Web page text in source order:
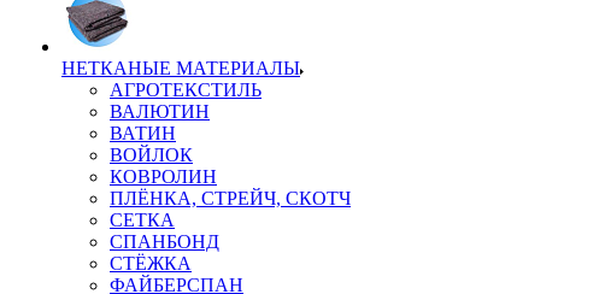
НЕТКАНЫЕ МАТЕРИАЛЫ
АГРОТЕКСТИЛЬ
ВАЛЮТИН
ВАТИН
ВОЙЛОК
КОВРОЛИН
ПЛЁНКА, СТРЕЙЧ, СКОТЧ
СЕТКА
СПАНБОНД
СТЁЖКА
ФАЙБЕРСПАН